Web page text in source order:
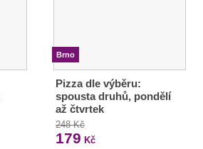
Brno
Pizza dle výběru:
spousta druhů, pondělí
až čtvrtek
248 Kč
179 Kč